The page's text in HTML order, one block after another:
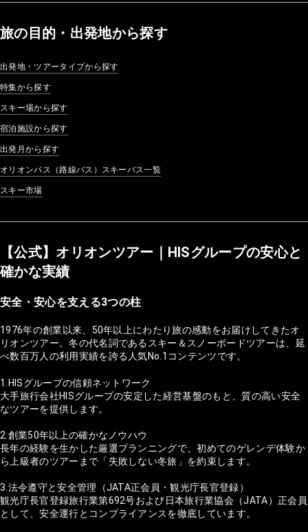
旅の目的・出発地から探す
出発地・ツアータイプから探す
特集から探す
スキー場から探す
宿泊施設から探す
出発月から探す
オリオンバス（路線バス）スキーバス一覧
スキー市場
【公式】オリオンツアー｜HISグループの安心と
確かな実績
安全・安心を支える3つの柱
1976年の創業以来、50年以上にわたり旅の感動をお届けしてきたオ
リオンツアー。冬の代名詞であるスキー＆スノーボードツアーは、延
べ数百万人の利用実績を誇る人気No.1コンテンツです。
1.HISグループの信頼ネットワーク
大手旅行会社HISグループの安定した経営基盤のもと、質の高い安全
なツアーを提供します。
2.創業50年以上の確かなノウハウ
長年の経験を生かした厳選プランニングで、初めてのゲレンデ体験か
ら上級者のツアーまで「失敗しない冬旅」を約束します。
3.法令遵守と安全管理（JATA正会員・観光庁長官登録）
観光庁長官登録旅行業第692号および日本旅行業協会（JATA）正会員
として、安全運行とコンプライアンスを徹底しています。